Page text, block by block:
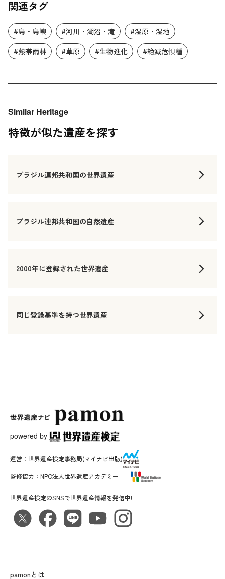
関連タグ
#島・島嶼 #河川・湖沼・滝
#湿原・湿地
#熱帯雨林
#草原 #生物進化 #絶滅危惧種
Similar Heritage
特徴が似た遺産を探す
ブラジル連邦共和国の世界遺産
ブラジル連邦共和国の自然遺産
2000年に登録された世界遺産
同じ登録基準を持つ世界遺産
powered by
pamonとは
世界遺産検定のSNSで世界遺産情報を発信中!
運営： 世界遺産検定事務局(マイナビ出版)
監修協力： NPO法人世界遺産アカデミー